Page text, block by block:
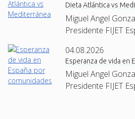
Dieta Atlántica vs
Miguel Angel
Presidente FIJET
04.08.2026
Esperanza de vida en
Miguel Angel
Presidente FIJET